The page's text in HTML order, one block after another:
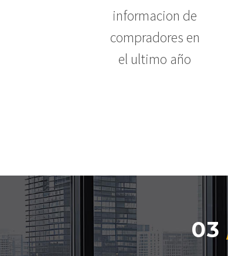
informacion de
compradores en
el ultimo año
03